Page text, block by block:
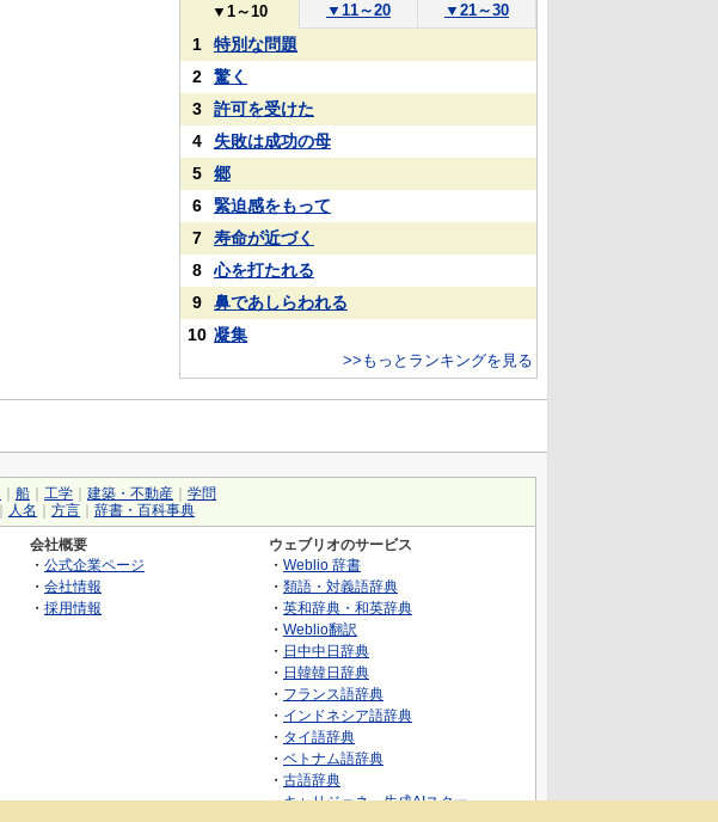
▼ 1～10 ▼ 11～20 ▼ 21～30
1
特別な問題
2
驚く
3
許可を受けた
4
失敗は成功の母
5
郷
6
緊迫感をもって
7
寿命が近づく
8
心を打たれる
9
鼻であしらわれる
10 凝集
>>もっとランキングを見る
船 工学 建築・不動産
学問
人名 方言 辞書・百科事典
会社概要
・ 公式企業ページ
・ 会社情報
・ 採用情報
ウェブリオのサービス
・ Weblio 辞書
・ 類語・対義語辞典
・ 英和辞典・和英辞典
・ Weblio翻訳
・ 日中中日辞典
・ 日韓韓日辞典
・ フランス語辞典
・ インドネシア語辞典
・ タイ語辞典
・ ベトナム語辞典
・ 古語辞典
・キャリジェネ～生成AIスクー